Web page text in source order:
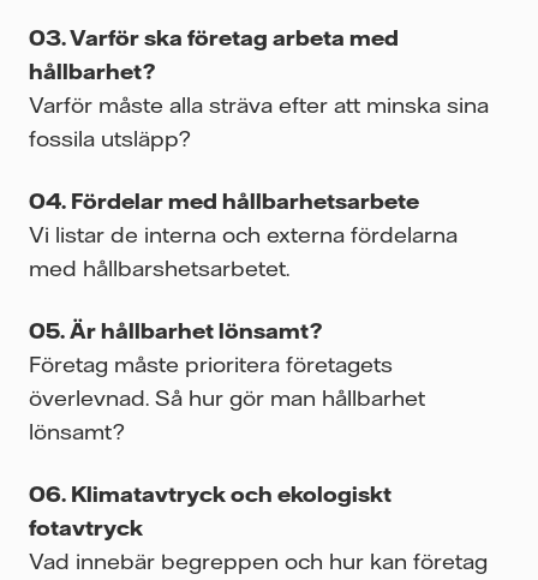
Varför ska företag arbeta med
hållbarhet?
Varför måste alla sträva efter att minska sina
fossila utsläpp?
Fördelar med hållbarhetsarbete
Vi listar de interna och externa fördelarna
med hållbarshetsarbetet.
Är hållbarhet lönsamt?
Företag måste prioritera företagets
överlevnad. Så hur gör man hållbarhet
lönsamt?
Klimatavtryck och ekologiskt
fotavtryck
Vad innebär begreppen och hur kan företag